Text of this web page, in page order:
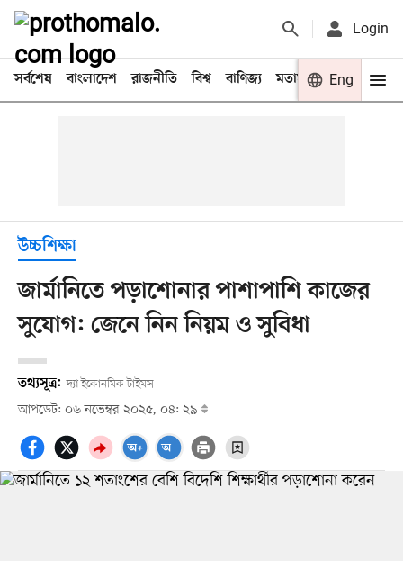
Login
সর্বশেষ বাংলাদেশ রাজনীতি বিশ্ব বাণিজ্য মতামত খেলা
Eng
উচ্চশিক্ষা
জার্মানিতে পড়াশোনার পাশাপাশি কাজের
সুযোগ: জেনে নিন নিয়ম ও সুবিধা
তথ্যসূত্র: দ্যা ইকোনমিক টাইমস
আপডেট: ০৬ নভেম্বর ২০২৫, ০৪: ২৯